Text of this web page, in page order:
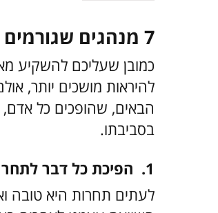
7 מנהגים שגורמים לכם להראות פחות מושכים
כמובן שעליכם להשקיע
הבאים, שהופכים כל
בסביבתו.
1. הפיכת כל דבר לתחרות
לעתים תחרות היא טובה